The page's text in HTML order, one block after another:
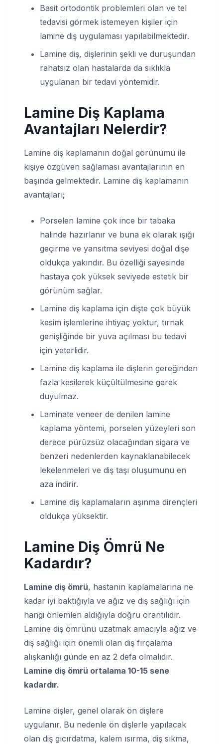
Basit ortodontik problemleri olan ve tel
tedavisi görmek istemeyen kişiler için
lamine diş uygulaması yapılabilmektedir.
Lamine diş, dişlerinin şekli ve duruşundan
rahatsız olan hastalarda da sıklıkla
uygulanan bir tedavi yöntemidir.
Lamine Diş Kaplama
Avantajları Nelerdir?
Lamine diş kaplamanın doğal görünümü ile
kişiye özgüven sağlaması avantajlarının en
başında gelmektedir. Lamine diş kaplamanın
avantajları;
Porselen lamine çok ince bir tabaka
halinde hazırlanır ve buna ek olarak ışığı
geçirme ve yansıtma seviyesi doğal dişe
oldukça yakındır. Bu özelliği sayesinde
hastaya çok yüksek seviyede estetik bir
görünüm sağlar.
Lamine diş kaplama için dişte çok büyük
kesim işlemlerine ihtiyaç yoktur, tırnak
genişliğinde bir yuva açılması bu tedavi
için yeterlidir.
Lamine diş kaplama ile dişlerin gereğinden
fazla kesilerek küçültülmesine gerek
duyulmaz.
Laminate veneer de denilen lamine
kaplama yöntemi, porselen yüzeyleri son
derece pürüzsüz olacağından sigara ve
benzeri nedenlerden kaynaklanabilecek
lekelenmeleri ve diş taşı oluşumunu en
aza indirir.
Lamine diş kaplamaların aşınma dirençleri
oldukça yüksektir.
Lamine Diş Ömrü Ne
Kadardır?
Lamine diş ömrü, hastanın kaplamalarına ne
kadar iyi baktığıyla ve ağız ve diş sağlığı için
hangi önlemleri aldığıyla doğru orantılıdır.
Lamine diş ömrünü uzatmak amacıyla ağız ve
diş sağlığı için önemli olan diş fırçalama
alışkanlığı günde en az 2 defa olmalıdır.
Lamine diş ömrü ortalama 10-15 sene
kadardır.
Lamine dişler, genel olarak ön dişlere
uygulanır. Bu nedenle ön dişlerle yapılacak
olan diş gıcırdatma, kalem ısırma, diş sıkma,